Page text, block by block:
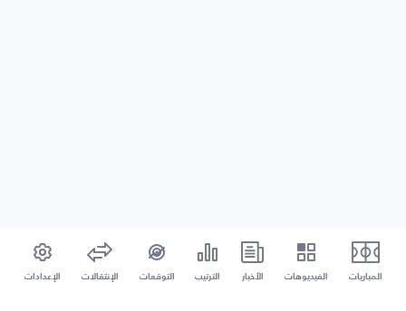
المباريات الفيديوهات الأخبار الترتيب التوقعات الإنتقالات الإعدادات